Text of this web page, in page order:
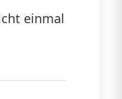
einmal